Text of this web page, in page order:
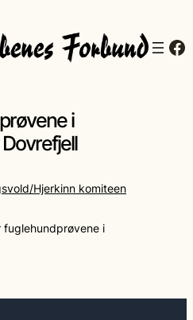
i
Hjerkinn komiteen
i